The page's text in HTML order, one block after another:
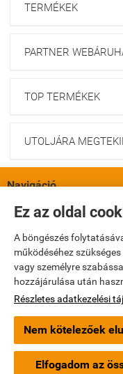
Ez az oldal
A böngészés
működéséhez
vagy személyre
hozzájárulása után
Részletes adatkezelési
Nem kötelezőek
Elfogadom az
TERMÉKEK
PARTNER
TOP TERMÉKEK
UTOLJÁRA
Navigáció
Saját fiók
Bemutatkozás
Elérhetőségek